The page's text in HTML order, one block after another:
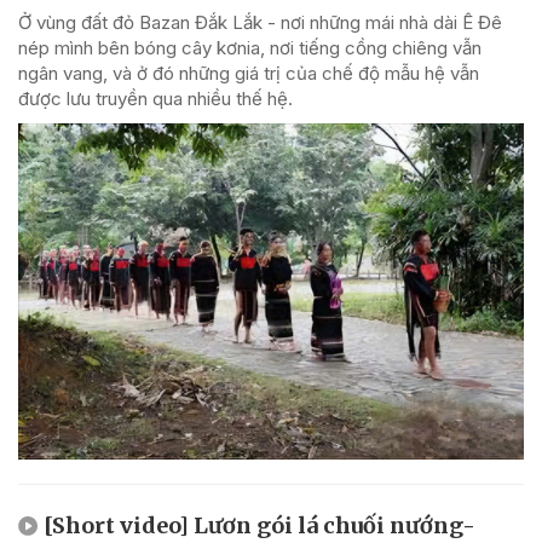
Ở vùng đất đỏ Bazan Đắk Lắk - nơi những mái nhà dài Ê Đê
nép mình bên bóng cây kơnia, nơi tiếng cồng chiêng vẫn
ngân vang, và ở đó những giá trị của chế độ mẫu hệ vẫn
được lưu truyền qua nhiều thế hệ.
[Short video] Lươn gói lá chuối nướng-